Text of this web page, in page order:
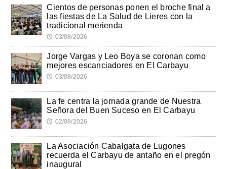
Cientos de personas ponen el broche final a
las fiestas de La Salud de Lieres con la
tradicional merienda
🕔 03/08/2026
Jorge Vargas y Leo Boya se coronan como
mejores escanciadores en El Carbayu
🕔 03/08/2026
La fe centra la jornada grande de Nuestra
Señora del Buen Suceso en El Carbayu
🕔 02/08/2026
La Asociación Cabalgata de Lugones
recuerda el Carbayu de antaño en el pregón
inaugural